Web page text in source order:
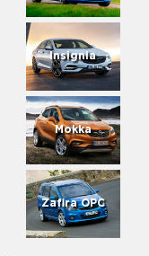
Insignia
Mokka
Zafira OPC